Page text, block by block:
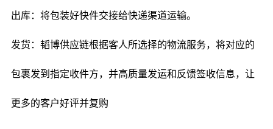
出库：将包装好快件交接给快递渠道运输。
发货：韬博供应链根据客人所选择的物流服务，将对应的
包裹发到指定收件方，并高质量发运和反馈签收信息，让
更多的客户好评并复购